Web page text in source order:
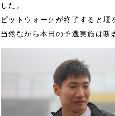
した。
ピットウォークが終了すると堰
当然ながら本日の予選実施は断